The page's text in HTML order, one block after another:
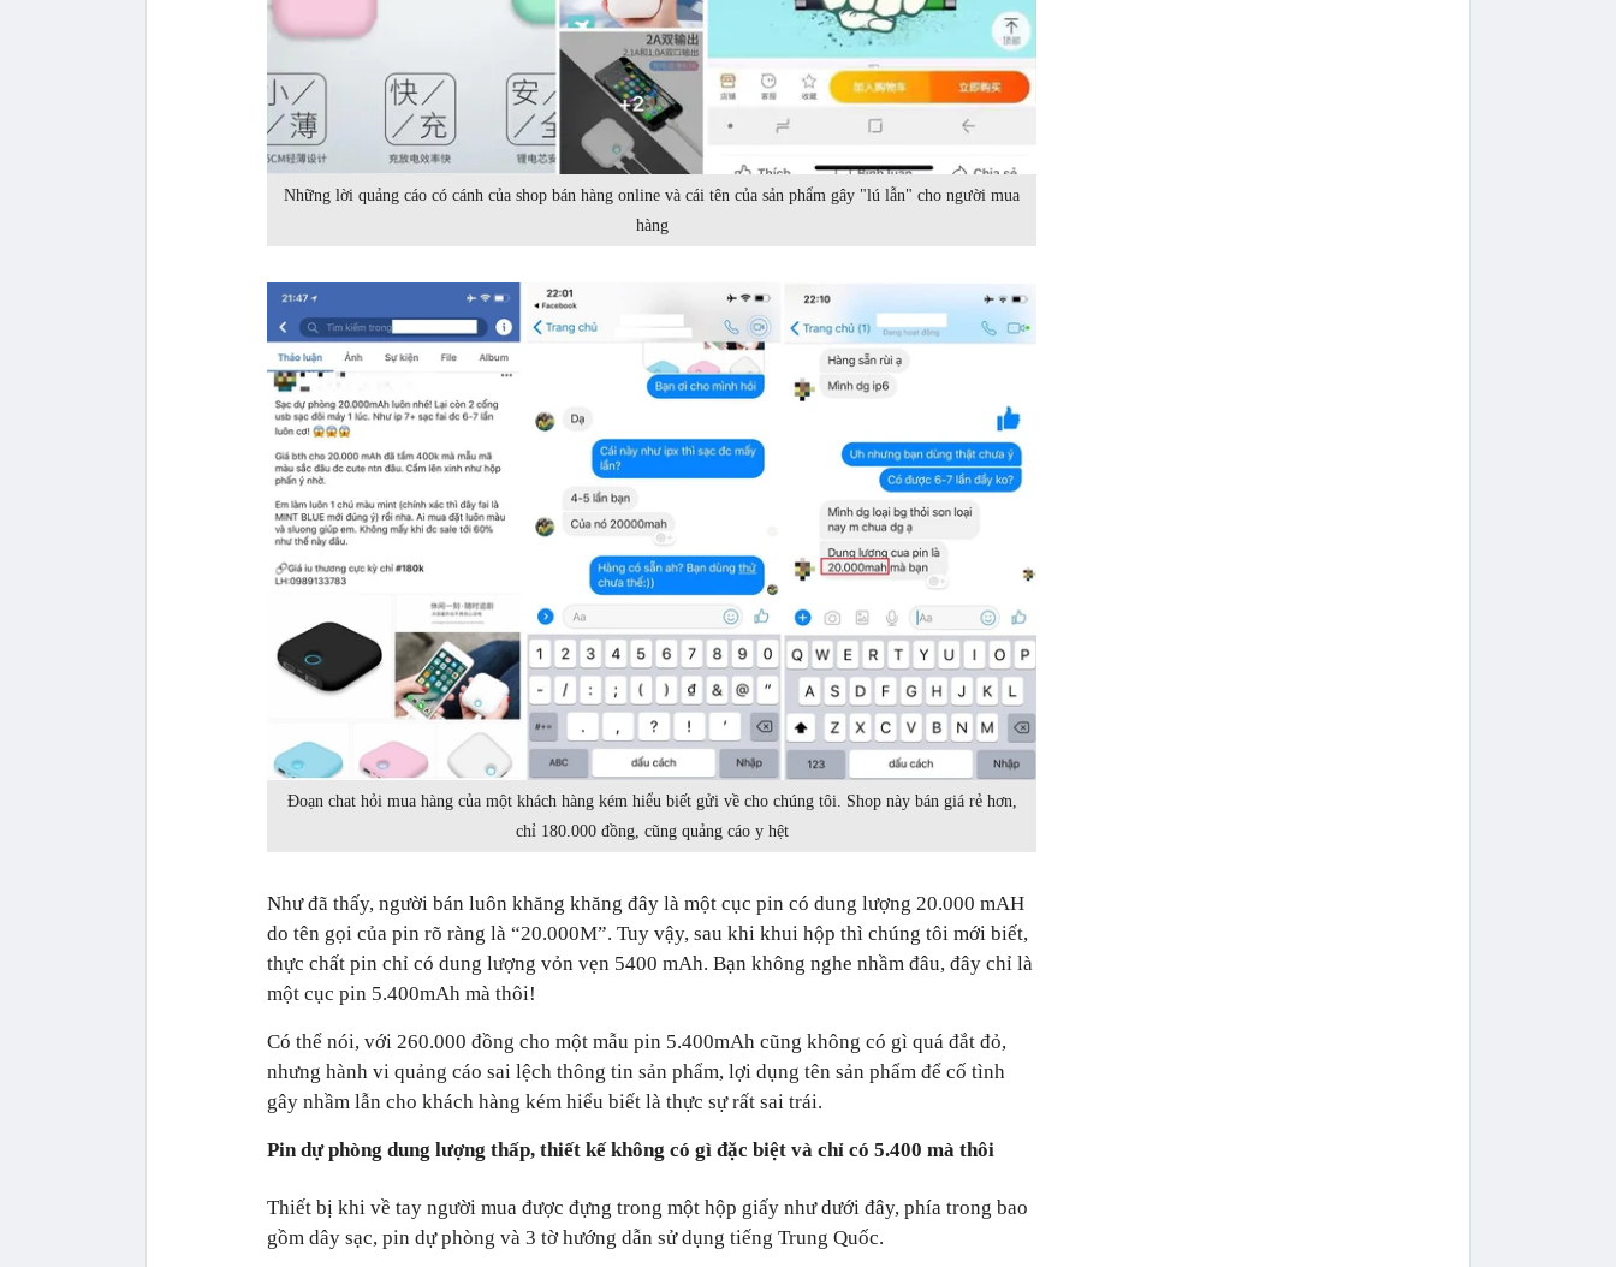
Những lời quảng cáo có cánh của shop bán hàng online và cái tên của sản phẩm gây "lú lẫn" cho người mua
hàng
Đoạn chat hỏi mua hàng của một khách hàng kém hiểu biết gửi về cho chúng tôi. Shop này bán giá rẻ hơn,
chỉ 180.000 đồng, cũng quảng cáo y hệt
Như đã thấy, người bán luôn khăng khăng đây là một cục pin có dung lượng 20.000 mAH
do tên gọi của pin rõ ràng là “20.000M”. Tuy vậy, sau khi khui hộp thì chúng tôi mới biết,
thực chất pin chỉ có dung lượng vỏn vẹn 5400 mAh. Bạn không nghe nhầm đâu, đây chỉ là
một cục pin 5.400mAh mà thôi!
Có thể nói, với 260.000 đồng cho một mẫu pin 5.400mAh cũng không có gì quá đắt đỏ,
nhưng hành vi quảng cáo sai lệch thông tin sản phẩm, lợi dụng tên sản phẩm để cố tình
gây nhầm lẫn cho khách hàng kém hiểu biết là thực sự rất sai trái.
Pin dự phòng dung lượng thấp, thiết kế không có gì đặc biệt và chỉ có 5.400 mà thôi
Thiết bị khi về tay người mua được đựng trong một hộp giấy như dưới đây, phía trong bao
gồm dây sạc, pin dự phòng và 3 tờ hướng dẫn sử dụng tiếng Trung Quốc.